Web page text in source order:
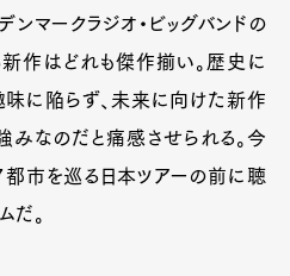
マークラジオ・ビッグバンドの
作はどれも傑作揃い。歴史に
に陥らず、未来に向けた新作
なのだと痛感させられる。今
市を巡る日本ツアーの前に聴
だ。